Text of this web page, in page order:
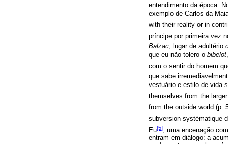
entendimento da época.
exemplo de Carlos da
with their reality or in
príncipe por primeira
Balzac , lugar de adultério
que eu não tolero o bibelot
com o sentir do homem
que sabe
vestuário e estilo de vida
themselves from the
from the outside world
subversion systématique
Eu[5], uma encenação
entram em diálogo: a